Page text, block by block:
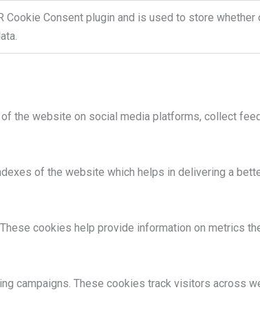
Cookie Consent plugin and is used to store
the website on social media platforms, collect
of the website which helps in delivering a
cookies help provide information on metrics
campaigns. These cookies track visitors across